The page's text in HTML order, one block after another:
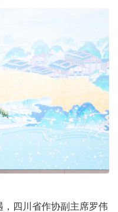
，四川省作协副主席罗伟